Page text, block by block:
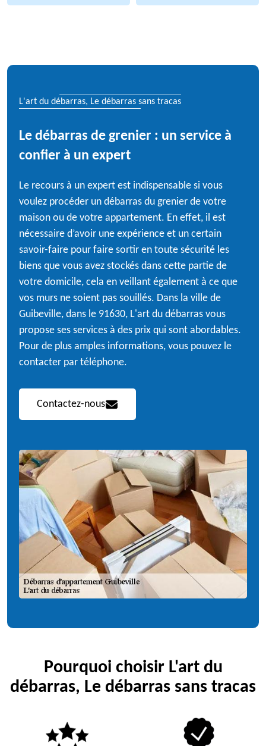
L'art du débarras, Le débarras sans tracas
Le débarras de grenier : un service à
confier à un expert
Le recours à un expert est indispensable si vous
voulez procéder un débarras du grenier de votre
maison ou de votre appartement. En effet, il est
nécessaire d’avoir une expérience et un certain
savoir-faire pour faire sortir en toute sécurité les
biens que vous avez stockés dans cette partie de
votre domicile, cela en veillant également à ce que
vos murs ne soient pas souillés. Dans la ville de
Guibeville, dans le 91630, L'art du débarras vous
propose ses services à des prix qui sont abordables.
Pour de plus amples informations, vous pouvez le
contacter par téléphone.
Contactez-nous
Pourquoi choisir L'art du
débarras, Le débarras sans tracas